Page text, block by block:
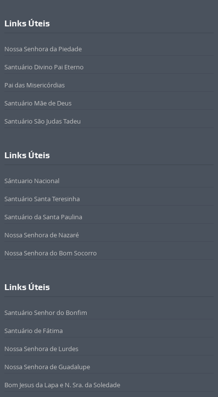
Links Úteis
Nossa Senhora da Piedade
Santuário Divino Pai Eterno
Pai das Misericórdias
Santuário Mãe de Deus
Santuário São Judas Tadeu
Links Úteis
Sántuario Nacional
Santuário Santa Teresinha
Santuário da Santa Paulina
Nossa Senhora de Nazaré
Nossa Senhora do Bom Socorro
Links Úteis
Santuário Senhor do Bonfim
Santuário de Fátima
Nossa Senhora de Lurdes
Nossa Senhora de Guadalupe
Bom Jesus da Lapa e N. Sra. da Soledade